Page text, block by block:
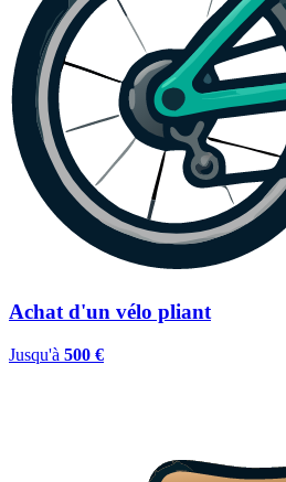
Achat d'un vélo pliant
Jusqu'à 500 €